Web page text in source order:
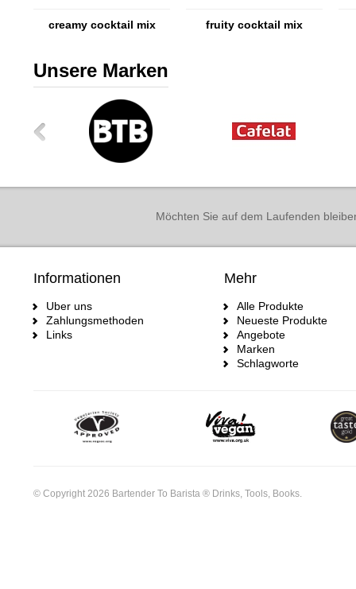
creamy cocktail mix fruity cocktail mix
Unsere Marken
Möchten Sie auf dem Laufenden
Informationen
Uber uns
Zahlungsmethoden
Links
Mehr
Alle Produkte
Neueste Produkte
Angebote
Marken
Schlagworte
© Copyright 2026 Bartender To Barista ® Drinks, Tools, Books.